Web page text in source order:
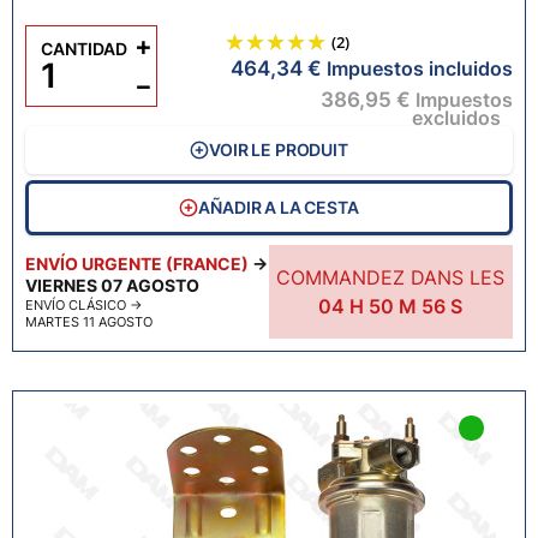
ENVÍO URGENTE (FRANCE) →
VIERNES 07 AGOSTO
ENVÍO CLÁSICO →
MARTES 11 AGOSTO
COMMANDEZ DANS LES
04 H 50 M 55 S
(2)
464,34 € Impuestos incluidos
386,95 € Impuestos
excluidos
CANTIDAD
−
+
VOIR LE PRODUIT
AÑADIR A LA CESTA